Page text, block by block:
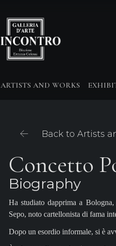
ARTISTS AND WORKS
Back to Artists
Concetto
Biography
Ha studiato dapprima a
Sepo, noto cartellonista di fama
Dopo un esordio informale, si è